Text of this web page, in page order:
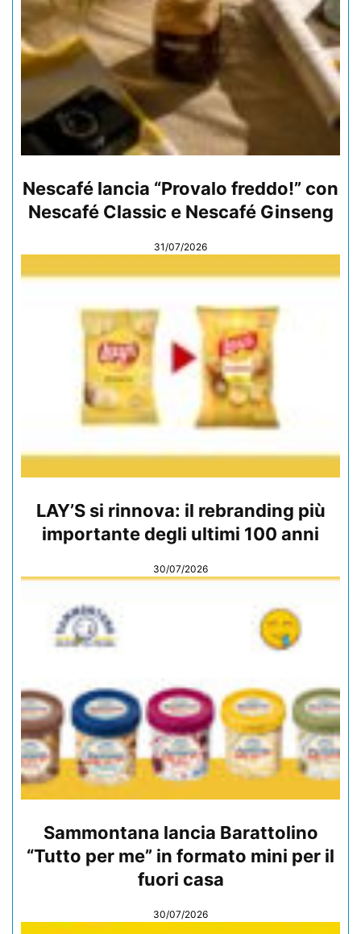
Nescafé lancia “Provalo freddo!” con
Nescafé Classic e Nescafé Ginseng
31/07/2026
LAY’S si rinnova: il rebranding più
importante degli ultimi 100 anni
30/07/2026
Sammontana lancia Barattolino
“Tutto per me” in formato mini per il
fuori casa
30/07/2026